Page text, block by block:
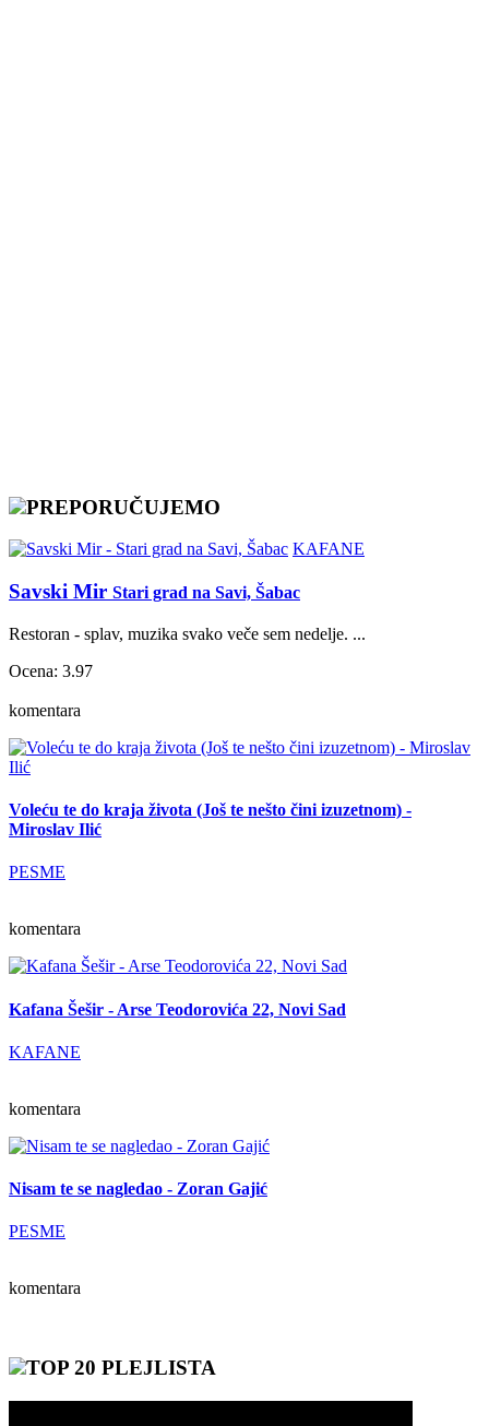
PREPORUČUJEMO
KAFANE
Savski Mir Stari grad na Savi, Šabac
Restoran - splav, muzika svako veče sem nedelje. ...
Ocena: 3.97
komentara
Voleću te do kraja života (Još te nešto čini izuzetnom) -
Miroslav Ilić
PESME
komentara
Kafana Šešir - Arse Teodorovića 22, Novi Sad
KAFANE
komentara
Nisam te se nagledao - Zoran Gajić
PESME
komentara
TOP 20 PLEJLISTA